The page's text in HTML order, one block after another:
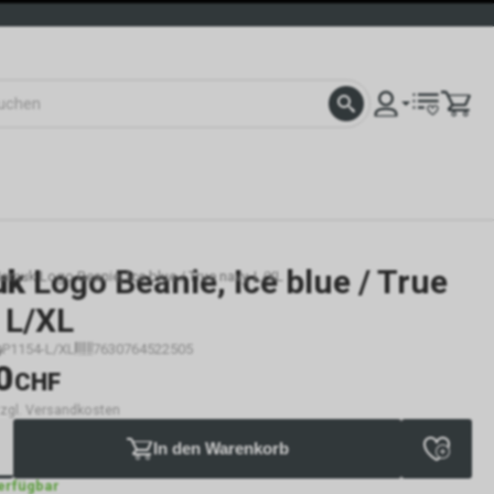
Logo Beanie, Ice blue / True navy, L/XL
Logo Beanie, Ice blue / True
XL
P1154-L/XL 7630764522505
CHF
Versandkosten
In den Warenkorb